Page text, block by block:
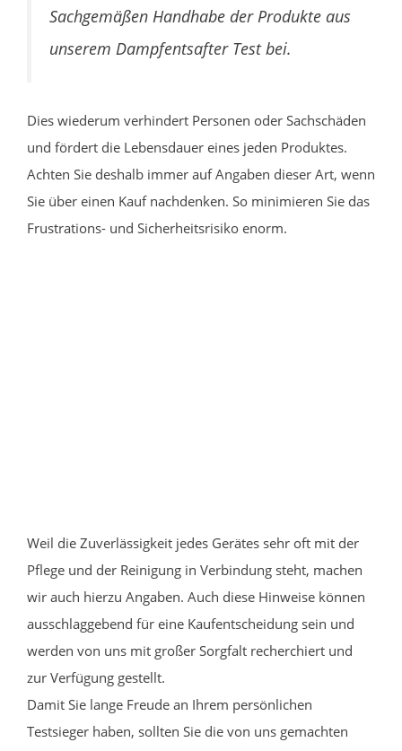
Sachgemäßen Handhabe der Produkte aus
unserem Dampfentsafter Test bei.
Dies wiederum verhindert Personen oder Sachschäden
und fördert die Lebensdauer eines jeden Produktes.
Achten Sie deshalb immer auf Angaben dieser Art, wenn
Sie über einen Kauf nachdenken. So minimieren Sie das
Frustrations- und Sicherheitsrisiko enorm.
Weil die Zuverlässigkeit jedes Gerätes sehr oft mit der
Pflege und der Reinigung in Verbindung steht, machen
wir auch hierzu Angaben. Auch diese Hinweise können
ausschlaggebend für eine Kaufentscheidung sein und
werden von uns mit großer Sorgfalt recherchiert und
zur Verfügung gestellt.
Damit Sie lange Freude an Ihrem persönlichen
Testsieger haben, sollten Sie die von uns gemachten